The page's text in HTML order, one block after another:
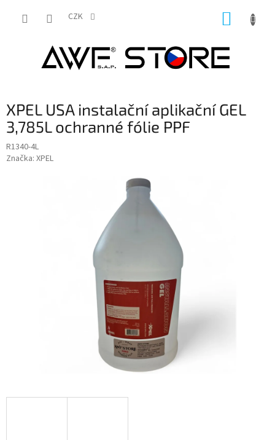
CZK
XPEL USA instalační aplikační GEL
3,785L ochranné fólie PPF
R1340-4L
Značka: XPEL